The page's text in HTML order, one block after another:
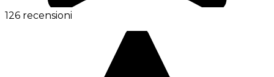
126 recensioni